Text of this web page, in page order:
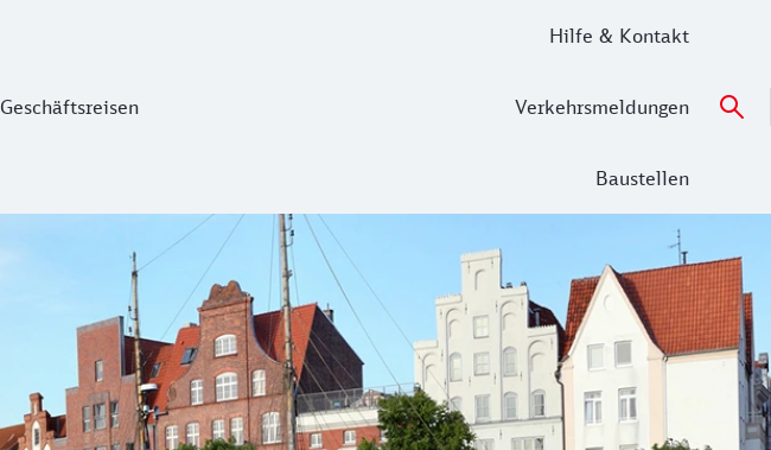
Geschäftsreisen
Hilfe & Kontakt
Verkehrsmeldungen
Baustellen